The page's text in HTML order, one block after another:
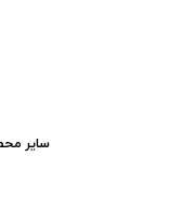
​_______